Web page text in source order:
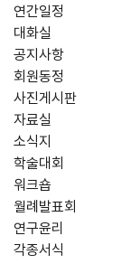
연간일정
대화실
공지사항
회원동정
사진게시판
자료실
소식지
학술대회
워크숍
월례발표회
연구윤리
각종서식